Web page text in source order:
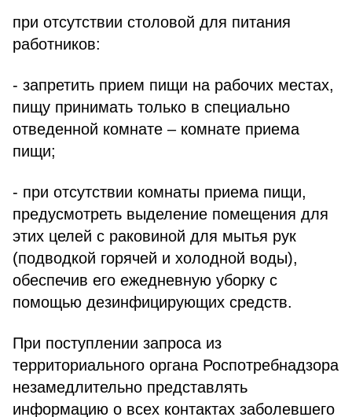
при отсутствии столовой для питания
работников:
- запретить прием пищи на рабочих местах,
пищу принимать только в специально
отведенной комнате – комнате приема
пищи;
- при отсутствии комнаты приема пищи,
предусмотреть выделение помещения для
этих целей с раковиной для мытья рук
(подводкой горячей и холодной воды),
обеспечив его ежедневную уборку с
помощью дезинфицирующих средств.
При поступлении запроса из
территориального органа Роспотребнадзора
незамедлительно представлять
информацию о всех контактах заболевшего